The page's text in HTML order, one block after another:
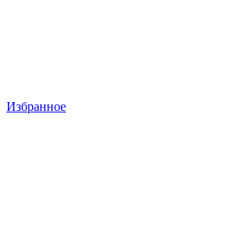
Избранное